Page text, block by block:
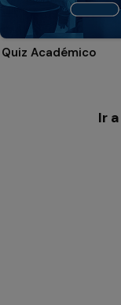
Quiz Académico
Ir